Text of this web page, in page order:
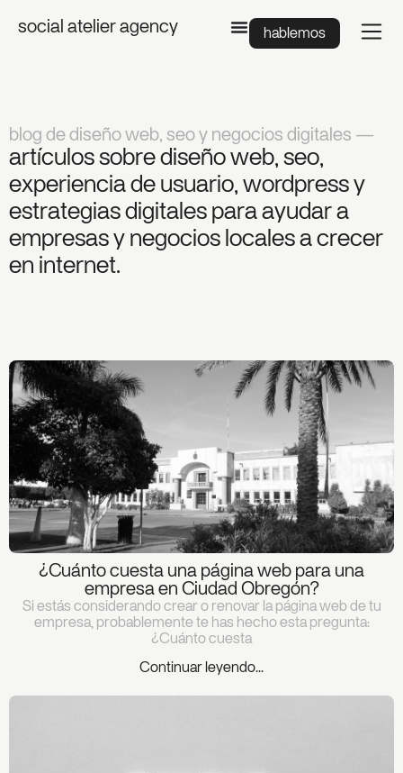
social atelier agency hablemos
blog de diseño web, seo y negocios digitales —
artículos sobre diseño web, seo,
experiencia de usuario, wordpress y
estrategias digitales para ayudar a
empresas y negocios locales a crecer
en internet.
¿Cuánto cuesta una página web para una
empresa en Ciudad Obregón?
Si estás considerando crear o renovar la página web de tu
empresa, probablemente te has hecho esta pregunta:
¿Cuánto cuesta
Continuar leyendo...